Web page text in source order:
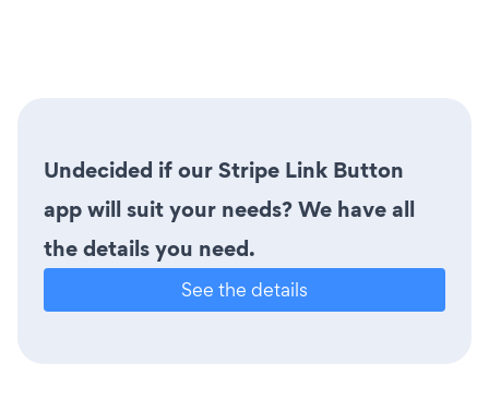
Undecided if our Stripe Link Button
app will suit your needs? We have all
the details you need.
See the details